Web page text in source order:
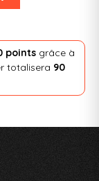
pointsgrâce à
totalisera 90